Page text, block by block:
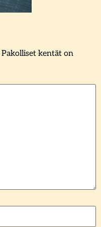
Pakolliset kentät on